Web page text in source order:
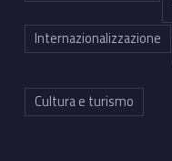
Internazionalizzazione
Cultura e turismo